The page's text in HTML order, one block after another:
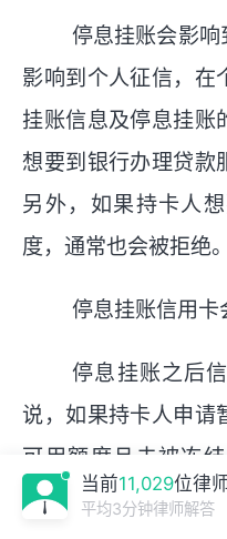
停息挂账会影
影响到个人征信，在
挂账信息及停息挂账
想要到银行办理贷款
另外，如果持卡人
度，通常也会被拒绝。
停息挂账信用卡
停息挂账之后
说，如果持卡人申请
可用额度且未被冻
用。
当前11,029位律
平均3分钟律师解答